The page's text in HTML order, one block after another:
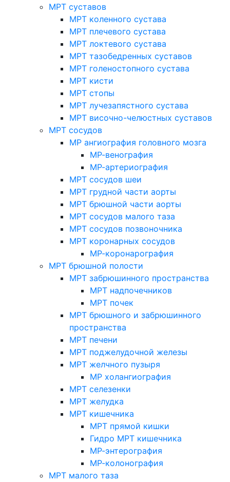
МРТ суставов
МРТ коленного сустава
МРТ плечевого сустава
МРТ локтевого сустава
МРТ тазобедренных суставов
МРТ голеностопного сустава
МРТ кисти
МРТ стопы
МРТ лучезапястного сустава
МРТ височно-челюстных суставов
МРТ сосудов
МР ангиография головного мозга
МР-венография
МР-артериография
МРТ сосудов шеи
МРТ грудной части аорты
МРТ брюшной части аорты
МРТ сосудов малого таза
МРТ сосудов позвоночника
МРТ коронарных сосудов
МР-коронарография
МРТ брюшной полости
МРТ забрюшинного пространства
МРТ надпочечников
МРТ почек
МРТ брюшного и забрюшинного
пространства
МРТ печени
МРТ поджелудочной железы
МРТ желчного пузыря
МР холангиография
МРТ селезенки
МРТ желудка
МРТ кишечника
МРТ прямой кишки
Гидро МРТ кишечника
МР-энтерография
МР-колонография
МРТ малого таза